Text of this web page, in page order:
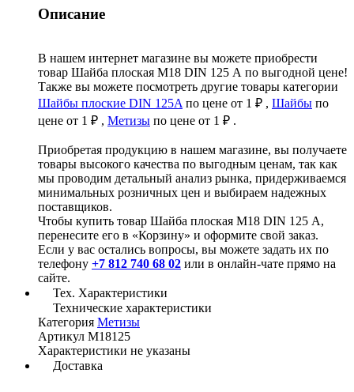
Описание
В нашем интернет магазине вы можете приобрести
товар Шайба плоская М18 DIN 125 А по выгодной цене!
Также вы можете посмотреть другие товары категории
Шайбы плоские DIN 125A по цене от 1 ₽ , Шайбы по
цене от 1 ₽ , Метизы по цене от 1 ₽ .
Приобретая продукцию в нашем магазине, вы получаете
товары высокого качества по выгодным ценам, так как
мы проводим детальный анализ рынка, придерживаемся
минимальных розничных цен и выбираем надежных
поставщиков.
Чтобы купить товар Шайба плоская М18 DIN 125 А,
перенесите его в «Корзину» и оформите свой заказ.
Если у вас остались вопросы, вы можете задать их по
телефону +7 812 740 68 02 или в онлайн-чате прямо на
сайте.
Тех. Характеристики
Технические характеристики
Категория Метизы
Артикул М18125
Характеристики не указаны
Доставка